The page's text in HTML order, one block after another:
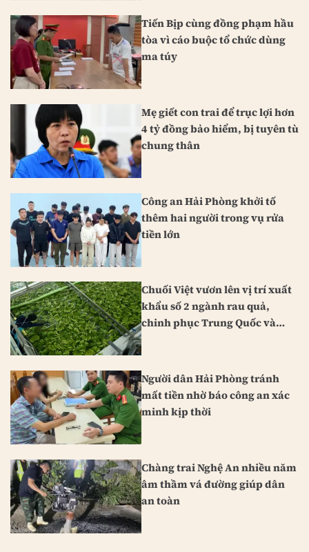
Tiến Bịp cùng đồng phạm hầu
tòa vì cáo buộc tổ chức dùng
ma túy
Mẹ giết con trai để trục lợi hơn
4 tỷ đồng bảo hiểm, bị tuyên tù
chung thân
Công an Hải Phòng khởi tố
thêm hai người trong vụ rửa
tiền lớn
Chuối Việt vươn lên vị trí xuất
khẩu số 2 ngành rau quả,
chinh phục Trung Quốc và
Người dân Hải Phòng tránh
mất tiền nhờ báo công an xác
minh kịp thời
Chàng trai Nghệ An nhiều năm
âm thầm vá đường giúp dân
an toàn